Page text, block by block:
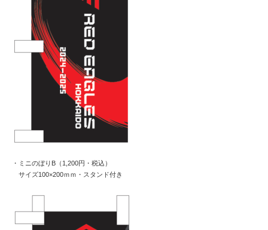
・ミニのぼりB（1,200円・税込）
サイズ100×200ｍｍ・スタンド付き